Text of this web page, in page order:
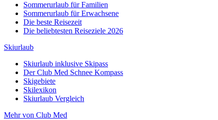
Sommerurlaub für Familien
Sommerurlaub für Erwachsene
Die beste Reisezeit
Die beliebtesten Reiseziele 2026
Skiurlaub
Skiurlaub inklusive Skipass
Der Club Med Schnee Kompass
Skigebiete
Skilexikon
Skiurlaub Vergleich
Mehr von Club Med